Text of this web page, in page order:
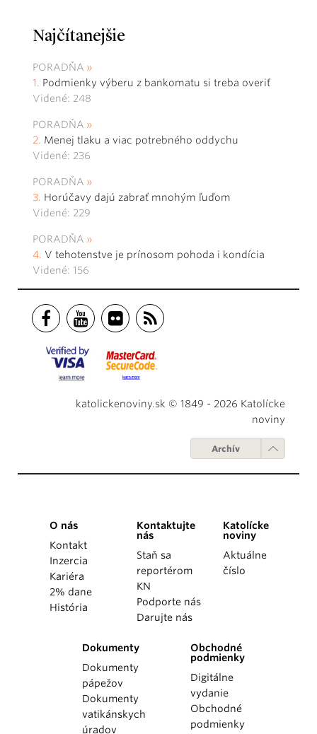
Najčítanejšie
PORADŇA
Podmienky výberu z bankomatu si treba overiť
Videné: 248
PORADŇA
Menej tlaku a viac potrebného oddychu
Videné: 236
PORADŇA
Horúčavy dajú zabrať mnohým ľuďom
Videné: 229
PORADŇA
V tehotenstve je prínosom pohoda i kondícia
Videné: 156
katolickenoviny.sk © 1849 - 2026 Katolícke
noviny
Archív
O nás
Kontakt
Inzercia
Kariéra
2% dane
História
Kontaktujte
nás
Staň sa
reportérom
KN
Podporte nás
Darujte nás
Katolícke
noviny
Aktuálne
číslo
Dokumenty
Dokumenty
pápežov
Dokumenty
vatikánskych
úradov
Obchodné
podmienky
Digitálne
vydanie
Obchodné
podmienky